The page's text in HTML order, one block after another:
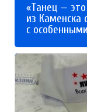
«Танец —
из Каменска
с